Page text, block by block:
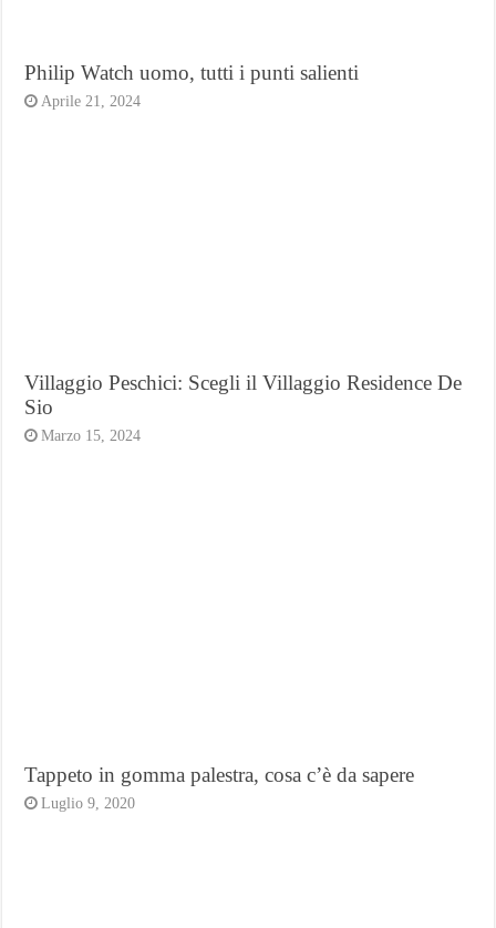
Philip Watch uomo, tutti i punti salienti
Aprile 21, 2024
Villaggio Peschici: Scegli il Villaggio Residence De
Sio
Marzo 15, 2024
Tappeto in gomma palestra, cosa c’è da sapere
Luglio 9, 2020